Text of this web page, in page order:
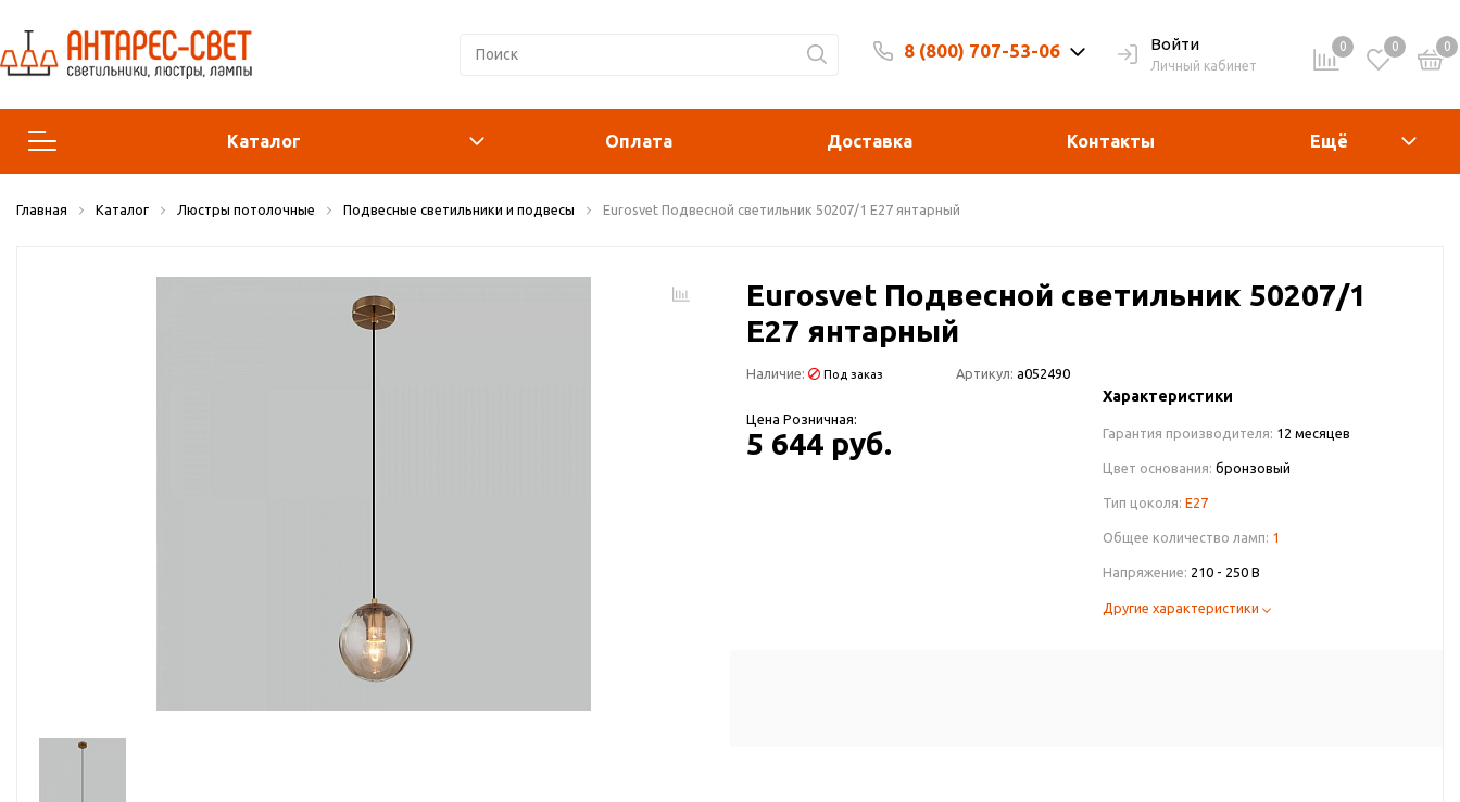
8 (800) 707-53-06 Войти
Личный кабинет
0 0 0
Каталог
Люстры и подвесы
Оплата Доставка Контакты Ещё
Главная Каталог Люстры потолочные Подвесные светильники и подвесы Eurosvet Подвесной светильник 50207/1 E27 янтарный
Eurosvet Подвесной светильник 50207/1
E27 янтарный
Наличие: Под заказ Артикул: a052490
Цена Розничная:
5 644 руб.
Характеристики
Гарантия производителя: 12 месяцев
Цвет основания: бронзовый
Тип цоколя: E27
Общее количество ламп: 1
Напряжение: 210 - 250 В
Другие характеристики